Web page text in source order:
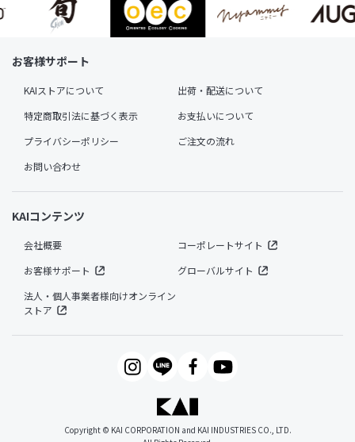
お客様サポート
KAIストアについて
出荷・配送について
特定商取引法に基づく表示
お支払いについて
プライバシーポリシー
ご注文の流れ
お問い合わせ
KAIコンテンツ
会社概要
コーポレートサイト
お客様サポート
グローバルサイト
法人・個人事業者様向けオンライン
ストア
Copyright © KAI CORPORATION and KAI INDUSTRIES CO., LTD.